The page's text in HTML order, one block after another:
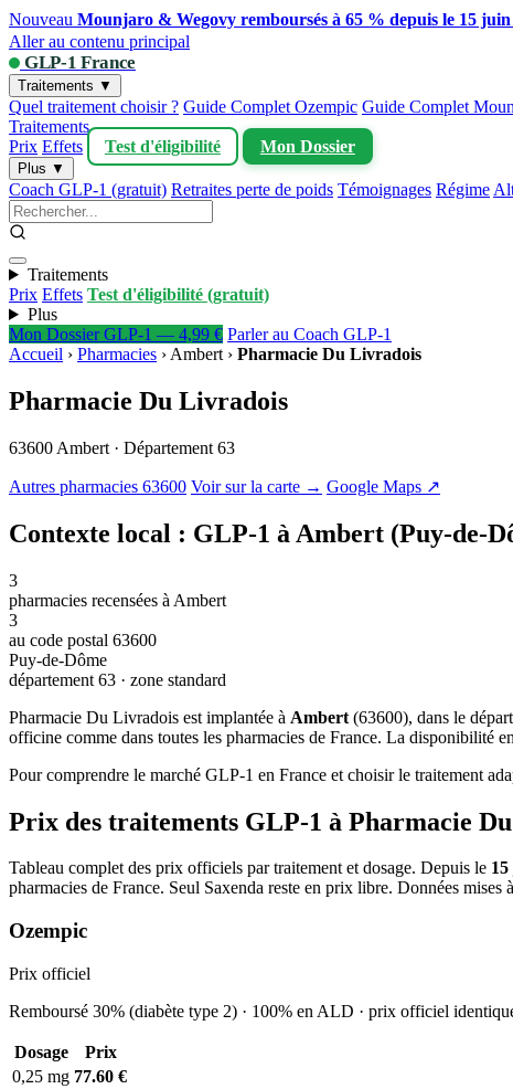
Nouveau Mounjaro & Wegovy remboursés à 65 % depuis le 15 juin
Aller au contenu principal
GLP-1 France
Traitements ▼
Quel traitement choisir ? Guide Complet Ozempic Guide Complet
Traitements
Prix Effets Test d'éligibilité Mon Dossier
Plus ▼
Coach GLP-1 (gratuit) Retraites perte de poids Témoignages Régime
Traitements
Prix Effets Test d'éligibilité (gratuit)
Plus
Mon Dossier GLP-1 — 4,99 € Parler au Coach GLP-1
Accueil › Pharmacies › Ambert › Pharmacie Du Livradois
Pharmacie Du Livradois
63600 Ambert · Département 63
Autres pharmacies 63600 Voir sur la carte → Google Maps ↗
Contexte local : GLP-1 à Ambert (Puy-de-
3
pharmacies recensées à Ambert
3
au code postal 63600
Puy-de-Dôme
département 63 · zone standard
Pharmacie Du Livradois est implantée à Ambert (63600), dans le
officine comme dans toutes les pharmacies de France. La disponibilité
Pour comprendre le marché GLP-1 en France et choisir le traitement
Prix des traitements GLP-1 à Pharmacie
Tableau complet des prix officiels par traitement et dosage. Depuis le
pharmacies de France. Seul Saxenda reste en prix libre. Données mises
Ozempic
Prix officiel
Remboursé 30% (diabète type 2) · 100% en ALD · prix officiel
Dosage
Prix
0,25 mg 77.60 €